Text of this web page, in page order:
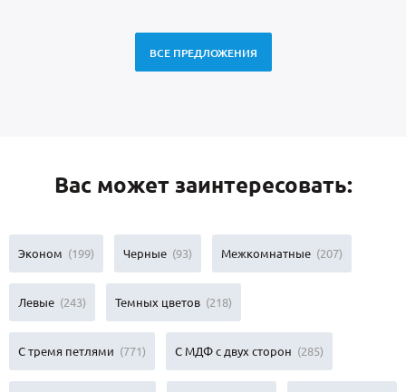
ВСЕ ПРЕДЛОЖЕНИЯ
Вас может заинтересовать:
Эконом (199) Черные (93) Межкомнатные (207)
Левые (243) Темных цветов (218)
С тремя петлями (771) С МДФ с двух сторон (285)